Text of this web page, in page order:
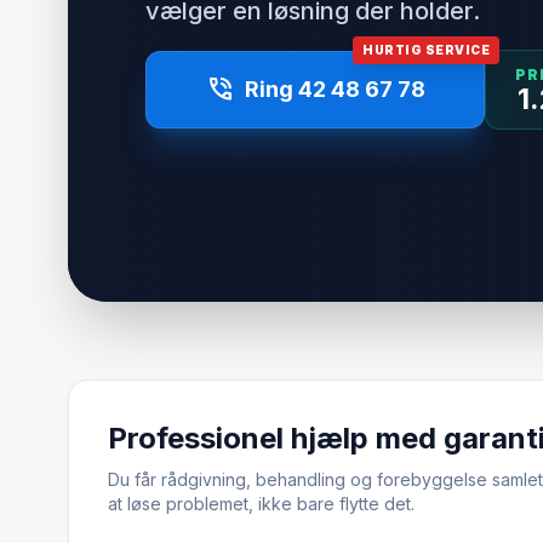
vælger en løsning der holder.
HURTIG SERVICE
phone_in_talk Ring 42 48 67 78
Professionel hjælp med garanti
Du får rådgivning, behandling og forebyggelse
at løse problemet, ikke bare flytte det.